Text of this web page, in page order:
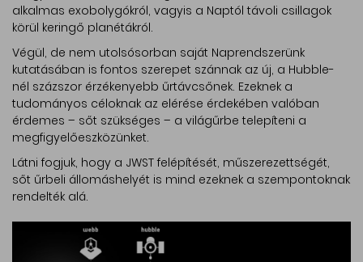
alkalmas exobolygókról, vagyis a Naptól távoli csillagok
körül keringő planétákról.
Végül, de nem utolsósorban saját Naprendszerünk
kutatásában is fontos szerepet szánnak az új, a Hubble-
nél százszor érzékenyebb űrtávcsőnek. Ezeknek a
tudományos céloknak az elérése érdekében valóban
érdemes – sőt szükséges – a világűrbe telepíteni a
megfigyelőeszközünket.
Látni fogjuk, hogy a JWST felépítését, műszerezettségét,
sőt űrbeli állomáshelyét is mind ezeknek a szempontoknak
rendelték alá.